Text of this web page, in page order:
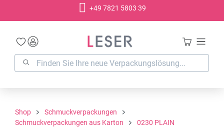
+49 7821 5803 39
Shop
Schmuckverpackungen
Schmuckverpackungen aus Karton
0230 PLAIN